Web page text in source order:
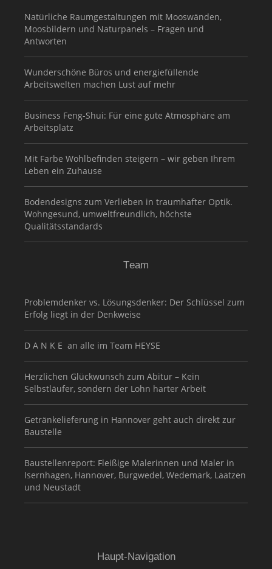
Natürliche Raumgestaltungen mit Mooswänden,
Moosbildern und Naturpanels – Fragen und
Antworten
Wunderschöne Büros und energiefüllende
Arbeitswelten machen Lust auf mehr
Business Feng-Shui: Für eine gute Atmosphäre am
Arbeitsplatz
Mit Farbe Wohlbefinden steigern – wir geben Ihrem
Leben ein Zuhause
Bodendesigns zum Verlieben in traumhafter Optik.
Wohngesund, umweltfreundlich, höchste
Qualitätsstandards
Team
Problemdenker vs. Lösungsdenker: Der Schlüssel zum
Erfolg liegt in der Denkweise
D A N K E an alle im Team HEYSE
Herzlichen Glückwunsch zum Abitur – Kein
Selbstläufer, sondern der Lohn harter Arbeit
Getränkelieferung in Hannover geht auch direkt zur
Baustelle
Baustellenreport: Fleißige Malerinnen und Maler in
Isernhagen, Hannover, Burgwedel, Wedemark, Laatzen
und Neustadt
Haupt-Navigation